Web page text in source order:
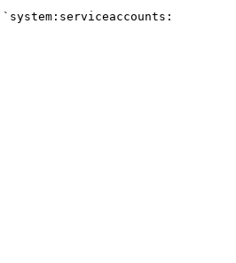
`system:serviceaccounts: